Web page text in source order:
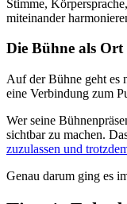
Stimme,
miteinander
Die Bühne als Ort
Auf der Bühne geht es
eine Verbindung zum
Wer seine
sichtbar zu machen.
zuzulassen und
Genau darum ging es